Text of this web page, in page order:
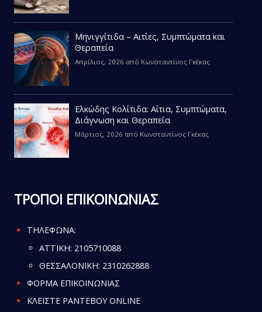
Μηνιγγίτιδα – Αιτίες, Συμπτώματα και
Θεραπεία
Απρίλιος, 2026 από Κωνσταντίνος Γκέκας
Ελκώδης Κολίτιδα: Αίτια, Συμπτώματα,
Διάγνωση και Θεραπεία
Μάρτιος, 2026 από Κωνσταντίνος Γκέκας
ΤΡΟΠΟΙ ΕΠΙΚΟΙΝΩΝΙΑΣ
ΤΗΛΕΦΩΝΑ:
ATTIKH: 2105710088
ΘΕΣΣΑΛΟΝΙΚΗ: 2310262888
ΦΟΡΜΑ ΕΠΙΚΟΙΝΩΝΙΑΣ
ΚΛΕΙΣΤΕ ΡΑΝΤΕΒΟΥ ONLINE